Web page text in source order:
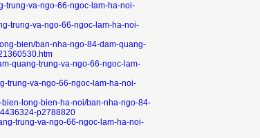
trung-va-ngo-66-ngoc-lam-ha-noi-
trung-va-ngo-66-ngoc-lam-ha-noi-
bien/ban-nha-ngo-84-dam-quang-
quang-trung-va-ngo-66-ngoc-lam-
trung-va-ngo-66-ngoc-lam-ha-noi-
long-bien-ha-noi/ban-nha-ngo-84-
p2788820
trung-va-ngo-66-ngoc-lam-ha-noi-